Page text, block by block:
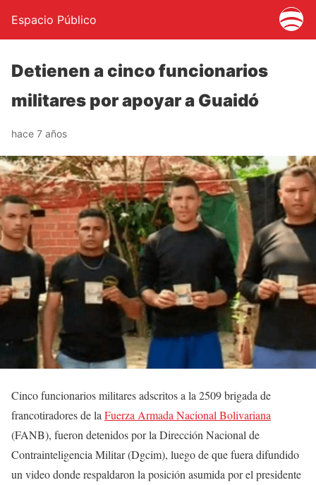
Espacio Público
Detienen a cinco funcionarios
militares por apoyar a Guaidó
hace 7 años
Cinco funcionarios militares adscritos a la 2509 brigada de
francotiradores de la Fuerza Armada Nacional Bolivariana
(FANB), fueron detenidos por la Dirección Nacional de
Contrainteligencia Militar (Dgcim), luego de que fuera difundido
un video donde respaldaron la posición asumida por el presidente